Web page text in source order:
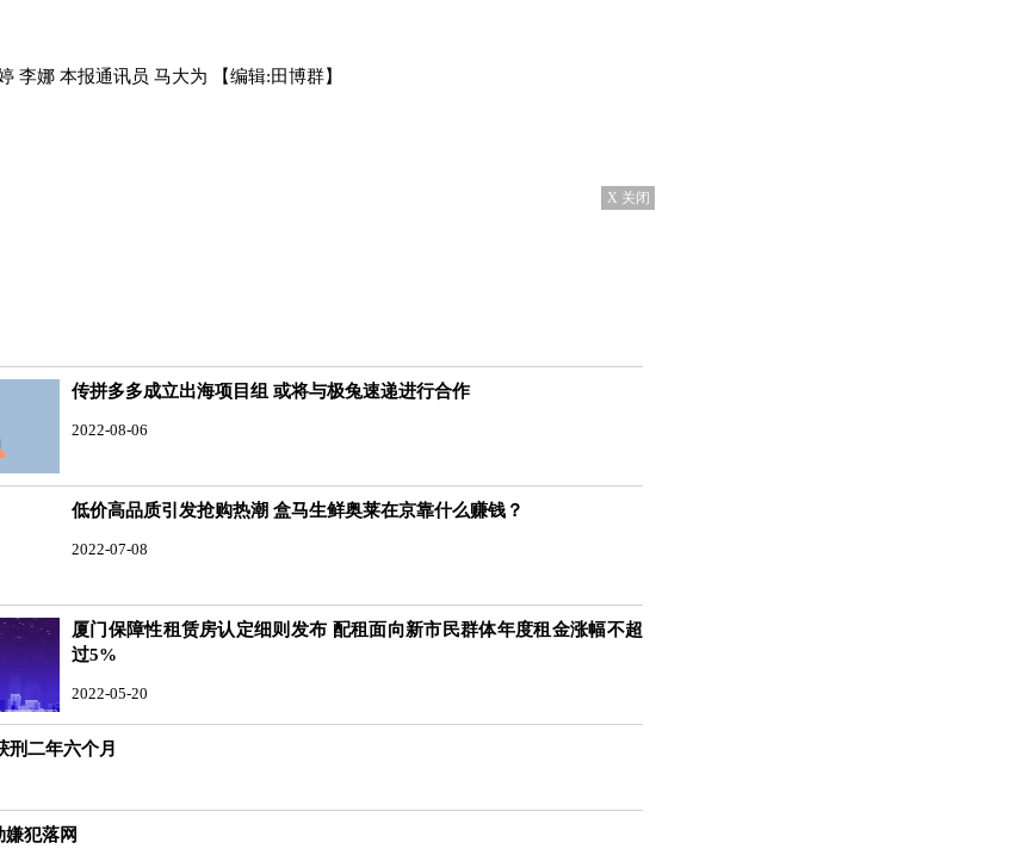
娜 本报通讯员 马大为 【编辑:田博群】
X 关闭
传拼多多成立出海项目组 或将与极兔速递进行合作
2022-08-06
低价高品质引发抢购热潮 盒马生鲜奥莱在京靠什么赚钱？
2022-07-08
厦门保障性租赁房认定细则发布 配租面向新市民群体年度租金涨幅不超
过5%
2022-05-20
刑二年六个月
犯落网